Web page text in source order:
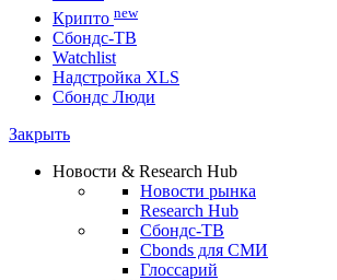
Крипто new
Сбондс-ТВ
Watchlist
Надстройка XLS
Сбондс Люди
Закрыть
Новости & Research Hub
Новости рынка
Research Hub
Сбондс-ТВ
Cbonds для СМИ
Глоссарий